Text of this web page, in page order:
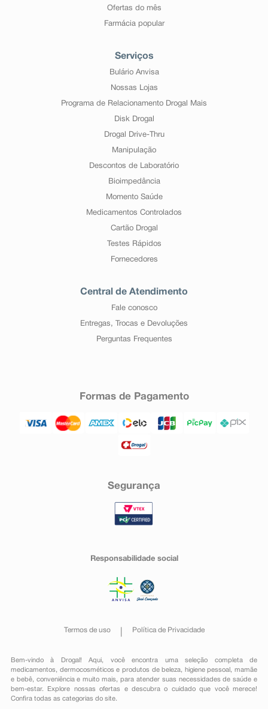
Ofertas do mês
Farmácia popular
Serviços
Bulário Anvisa
Nossas Lojas
Programa de Relacionamento Drogal Mais
Disk Drogal
Drogal Drive-Thru
Manipulação
Descontos de Laboratório
Bioimpedância
Momento Saúde
Medicamentos Controlados
Cartão Drogal
Testes Rápidos
Fornecedores
Central de Atendimento
Fale conosco
Entregas, Trocas e Devoluções
Perguntas Frequentes
Formas de Pagamento
Segurança
Responsabilidade social
Termos de uso Política de Privacidade
Bem-vindo à Drogal! Aqui, você encontra uma seleção completa de
medicamentos , dermocosméticos e produtos de beleza, higiene pessoal ,mamãe
e bebê, conveniênciae muito mais, para atender suas necessidades de saúde e
bem-estar. Explore nossas ofertas e descubra o cuidado que você merece!
Confira todas as categorias do site.